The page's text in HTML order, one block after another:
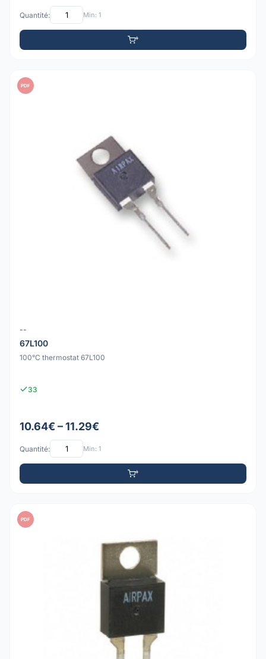
Quantité: Min: 1
PDF
--
67L100
100°C thermostat 67L100
33
10.64€ – 11.29€
Quantité: Min: 1
PDF